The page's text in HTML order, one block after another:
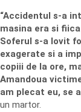
“Accidentul s-a
masina era si
Soferul s-a lovit
exagerate si a
copiii de la ore,
Amandoua
am plecat eu, se
un martor.